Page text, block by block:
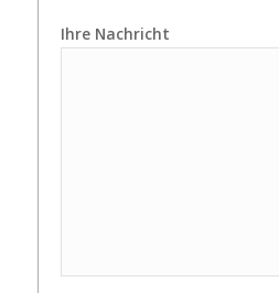
Ihre Nachricht